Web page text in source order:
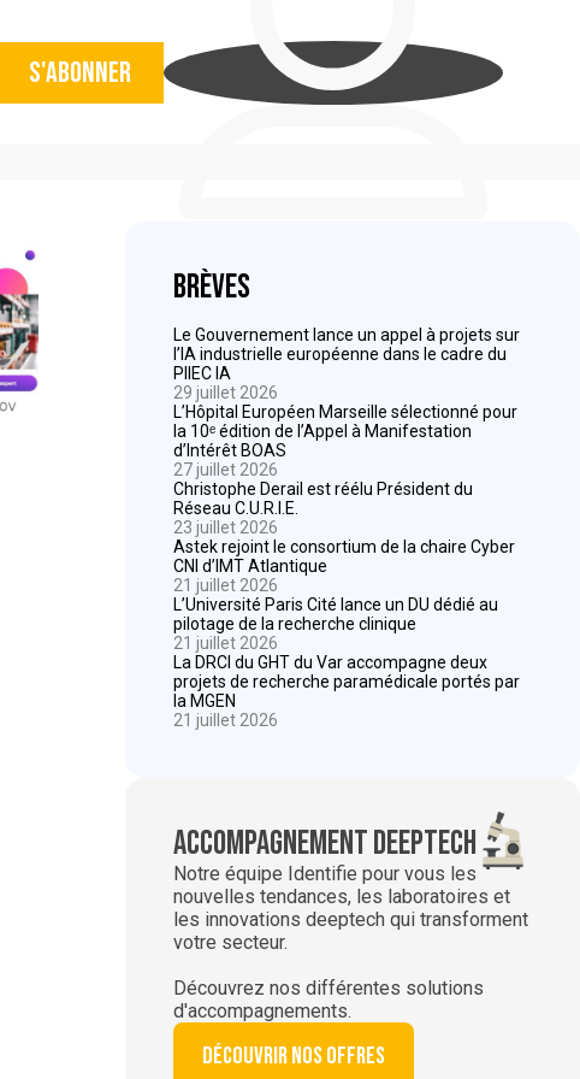
S'abonner
Brèves
Le Gouvernement lance un appel à projets sur
l’IA industrielle européenne dans le cadre du
PIIEC IA
29 juillet 2026
L’Hôpital Européen Marseille sélectionné pour
la 10ᵉ édition de l’Appel à Manifestation
d’Intérêt BOAS
27 juillet 2026
Christophe Derail est réélu Président du
Réseau C.U.R.I.E.
23 juillet 2026
Astek rejoint le consortium de la chaire Cyber
CNI d’IMT Atlantique
21 juillet 2026
L’Université Paris Cité lance un DU dédié au
pilotage de la recherche clinique
21 juillet 2026
La DRCI du GHT du Var accompagne deux
projets de recherche paramédicale portés par
la MGEN
21 juillet 2026
Accompagnement deeptech
Notre équipe Identifie pour vous les
nouvelles tendances, les laboratoires et
les innovations deeptech qui transforment
votre secteur.
Découvrez nos différentes solutions
d'accompagnements.
Découvrir nos offres